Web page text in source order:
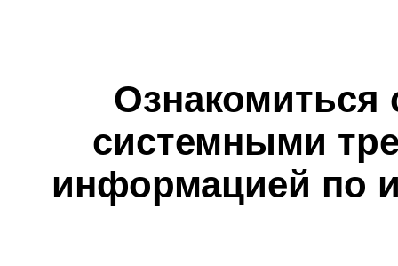
Ознакомиться
системными
информацией по